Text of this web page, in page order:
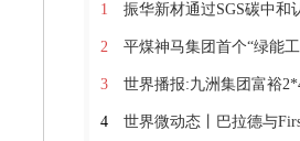
1 振华新材通过SGS碳中和认证 贵州省首家正极
2 平煤神马集团首个“绿能工厂＋
3 世界播报:九洲集团富裕2*40MW生物质热电联
4 世界微动态丨巴拉德与First Mode再签60台